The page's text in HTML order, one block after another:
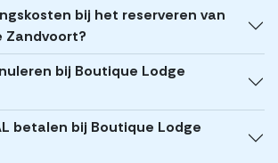
bij het reserveren van
Zandvoort?
bij Boutique Lodge
betalen bij Boutique Lodge